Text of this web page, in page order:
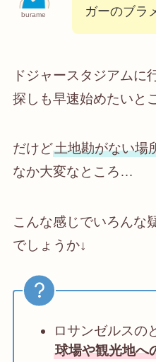
burame
ガーのブラ
ドジャースタジアムに
探しも早速始めたいと
だけど土地勘がない場
なか大変なところ…
こんな感じでいろんな
でしょうか↓
ロサンゼルスの
球場や観光地へ